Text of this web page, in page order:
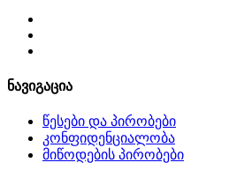
ნავიგაცია
წესები და პირობები
კონფიდენციალობა
მიწოდების პირობები